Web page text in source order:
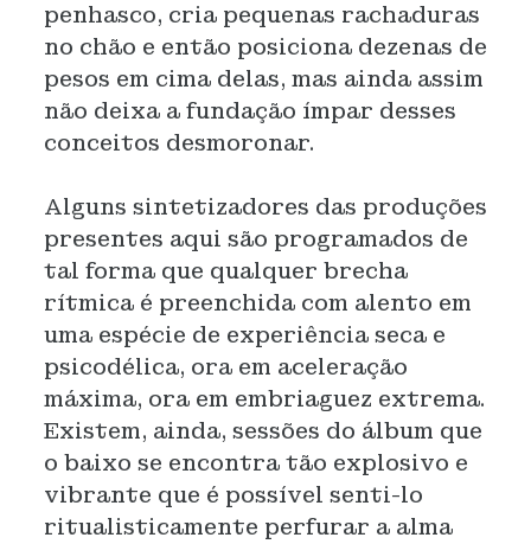
penhasco, cria pequenas rachaduras
no chão e então posiciona dezenas de
pesos em cima delas, mas ainda assim
não deixa a fundação ímpar desses
conceitos desmoronar.
Alguns sintetizadores das produções
presentes aqui são programados de
tal forma que qualquer brecha
rítmica é preenchida com alento em
uma espécie de experiência seca e
psicodélica, ora em aceleração
máxima, ora em embriaguez extrema.
Existem, ainda, sessões do álbum que
o baixo se encontra tão explosivo e
vibrante que é possível senti-lo
ritualisticamente perfurar a alma